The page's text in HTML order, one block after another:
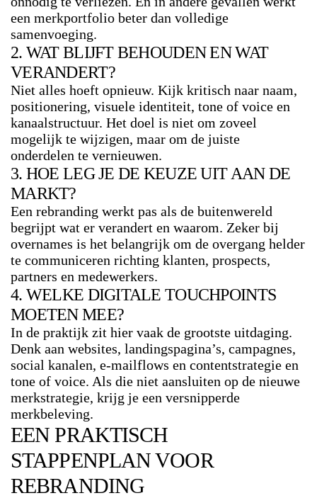
een merkportfolio beter dan volledige
samenvoeging.
2. WAT BLIJFT BEHOUDEN EN WAT
VERANDERT?
Niet alles hoeft opnieuw. Kijk kritisch naar naam,
positionering, visuele identiteit, tone of voice en
kanaalstructuur. Het doel is niet om zoveel
mogelijk te wijzigen, maar om de juiste
onderdelen te vernieuwen.
3. HOE LEG JE DE KEUZE UIT AAN DE
MARKT?
Een rebranding werkt pas als de buitenwereld
begrijpt wat er verandert en waarom. Zeker bij
overnames is het belangrijk om de overgang helder
te communiceren richting klanten, prospects,
partners en medewerkers.
4. WELKE DIGITALE TOUCHPOINTS
MOETEN MEE?
In de praktijk zit hier vaak de grootste uitdaging.
Denk aan websites, landingspagina’s, campagnes,
social kanalen, e-mailflows en contentstrategie en
tone of voice. Als die niet aansluiten op de nieuwe
merkstrategie, krijg je een versnipperde
merkbeleving.
EEN PRAKTISCH
STAPPENPLAN VOOR
REBRANDING